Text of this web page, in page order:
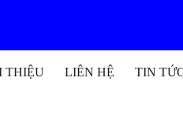
THIỆU LIÊN HỆ TIN